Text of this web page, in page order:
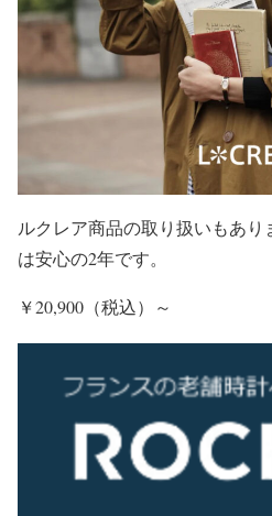
ルクレア商品の取り扱いもあ
は安心の2年です。
￥20,900（税込）～